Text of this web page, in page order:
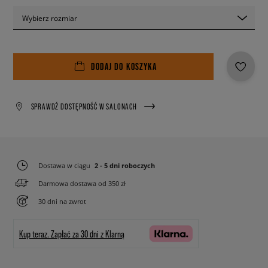
Wybierz rozmiar
DODAJ DO KOSZYKA
SPRAWDŹ DOSTĘPNOŚĆ W SALONACH
Dostawa w ciągu 2 - 5 dni roboczych
Darmowa dostawa od 350 zł
30 dni na zwrot
Kup teraz. Zapłać za 30 dni z Klarną